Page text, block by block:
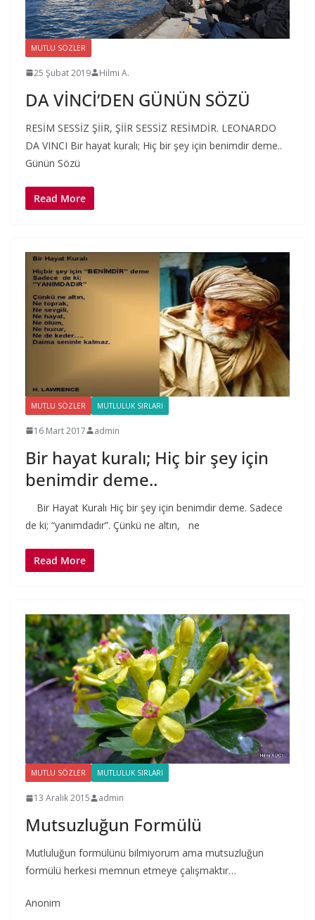
MUTLU SÖZLER
25 Şubat 2019 Hilmi A.
DA VİNCİ’DEN GÜNÜN SÖZÜ
RESİM SESSİZ ŞİİR, ŞİİR SESSİZ RESİMDİR. LEONARDO
DA VINCI Bir hayat kuralı; Hiç bir şey için benimdir deme..
Günün Sözü
Read More
MUTLU SÖZLER MUTLULUK SIRLARI
16 Mart 2017 admin
Bir hayat kuralı; Hiç bir şey için
benimdir deme..
Bir Hayat Kuralı Hiç bir şey için benimdir deme. Sadece
de ki; “yanımdadır”. Çünkü ne altın, ne
Read More
MUTLU SÖZLER MUTLULUK SIRLARI
13 Aralık 2015 admin
Mutsuzluğun Formülü
Mutluluğun formülünü bilmiyorum ama mutsuzluğun
formülü herkesi memnun etmeye çalışmaktır…
Anonim